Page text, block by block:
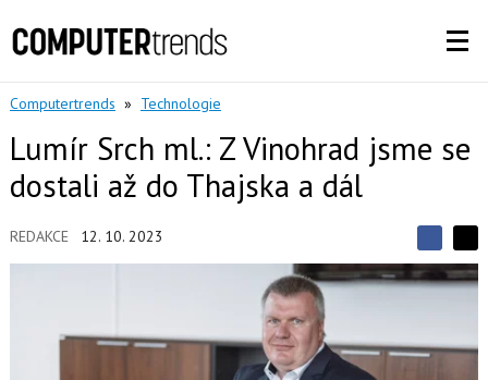
Computertrends » Technologie
Lumír Srch ml.: Z Vinohrad jsme se
dostali až do Thajska a dál
REDAKCE 12. 10. 2023
S
d
e
S
d
í
t
d
í
t